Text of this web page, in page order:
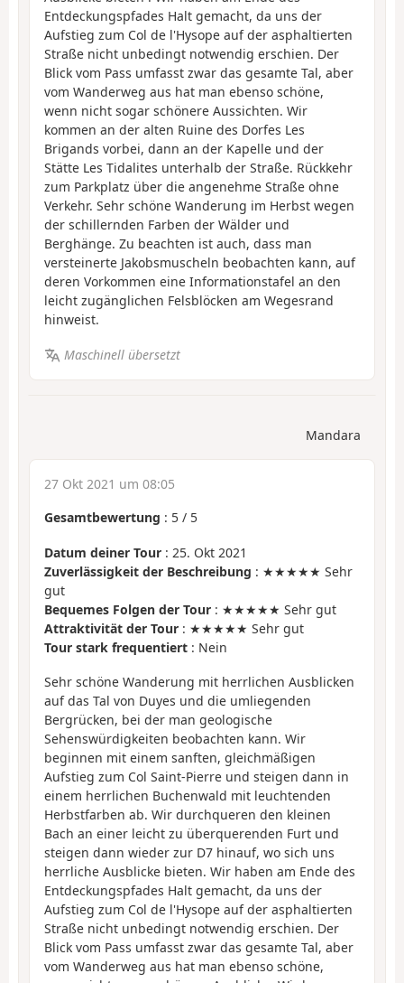
Entdeckungspfades Halt gemacht, da uns der
Aufstieg zum Col de l'Hysope auf der asphaltierten
Straße nicht unbedingt notwendig erschien. Der
Blick vom Pass umfasst zwar das gesamte Tal, aber
vom Wanderweg aus hat man ebenso schöne,
wenn nicht sogar schönere Aussichten. Wir
kommen an der alten Ruine des Dorfes Les
Brigands vorbei, dann an der Kapelle und der
Stätte Les Tidalites unterhalb der Straße. Rückkehr
zum Parkplatz über die angenehme Straße ohne
Verkehr. Sehr schöne Wanderung im Herbst wegen
der schillernden Farben der Wälder und
Berghänge. Zu beachten ist auch, dass man
versteinerte Jakobsmuscheln beobachten kann, auf
deren Vorkommen eine Informationstafel an den
leicht zugänglichen Felsblöcken am Wegesrand
hinweist.
Maschinell übersetzt
Mandara
27 Okt 2021 um 08:05
Gesamtbewertung : 5 / 5
Datum deiner Tour : 25. Okt 2021
Zuverlässigkeit der Beschreibung : ★★★★★ Sehr
gut
Bequemes Folgen der Tour : ★★★★★ Sehr gut
Attraktivität der Tour : ★★★★★ Sehr gut
Tour stark frequentiert : Nein
Sehr schöne Wanderung mit herrlichen Ausblicken
auf das Tal von Duyes und die umliegenden
Bergrücken, bei der man geologische
Sehenswürdigkeiten beobachten kann. Wir
beginnen mit einem sanften, gleichmäßigen
Aufstieg zum Col Saint-Pierre und steigen dann in
einem herrlichen Buchenwald mit leuchtenden
Herbstfarben ab. Wir durchqueren den kleinen
Bach an einer leicht zu überquerenden Furt und
steigen dann wieder zur D7 hinauf, wo sich uns
herrliche Ausblicke bieten. Wir haben am Ende des
Entdeckungspfades Halt gemacht, da uns der
Aufstieg zum Col de l'Hysope auf der asphaltierten
Straße nicht unbedingt notwendig erschien. Der
Blick vom Pass umfasst zwar das gesamte Tal, aber
vom Wanderweg aus hat man ebenso schöne,